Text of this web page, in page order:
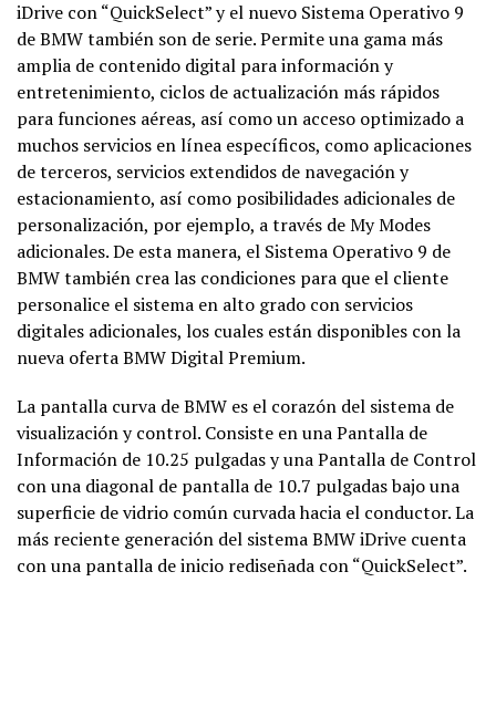
iDrive con “QuickSelect” y el nuevo Sistema Operativo 9
de BMW también son de serie. Permite una gama más
amplia de contenido digital para información y
entretenimiento, ciclos de actualización más rápidos
para funciones aéreas, así como un acceso optimizado a
muchos servicios en línea específicos, como aplicaciones
de terceros, servicios extendidos de navegación y
estacionamiento, así como posibilidades adicionales de
personalización, por ejemplo, a través de My Modes
adicionales. De esta manera, el Sistema Operativo 9 de
BMW también crea las condiciones para que el cliente
personalice el sistema en alto grado con servicios
digitales adicionales, los cuales están disponibles con la
nueva oferta BMW Digital Premium.
La pantalla curva de BMW es el corazón del sistema de
visualización y control. Consiste en una Pantalla de
Información de 10.25 pulgadas y una Pantalla de Control
con una diagonal de pantalla de 10.7 pulgadas bajo una
superficie de vidrio común curvada hacia el conductor. La
más reciente generación del sistema BMW iDrive cuenta
con una pantalla de inicio rediseñada con “QuickSelect”.